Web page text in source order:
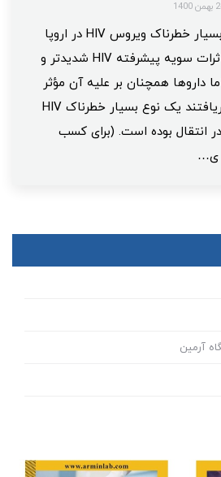
سویه جدید HIV نوع بسیار خطرناک ویروس HIV در اروپا
در حال انتشار است! اثرات سویه پیشرفته HIV شدیدتر و
داروها همچنان بر علیه آن مؤثر
می باشند. محققان دریافتند یک نوع بسیار خطرناک HIV
انتقال بوده است. (برای کسب
ی…
آرمین